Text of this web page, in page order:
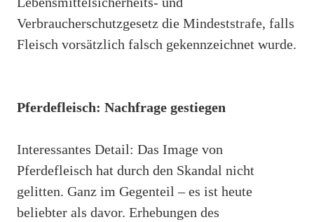
Verbraucherschutzgesetz die Mindeststrafe, falls
Fleisch vorsätzlich falsch gekennzeichnet wurde.
Pferdefleisch: Nachfrage gestiegen
Interessantes Detail: Das Image von
Pferdefleisch hat durch den Skandal nicht
gelitten. Ganz im Gegenteil – es ist heute
beliebter als davor. Erhebungen des